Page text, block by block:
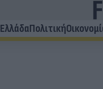
ΕλλάδαΠολιτική